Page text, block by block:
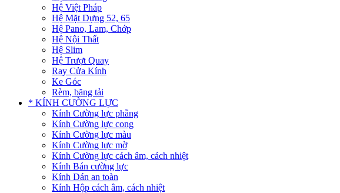
Hệ Việt Pháp
Hệ Mặt Dựng 52, 65
Hệ Pano, Lam, Chớp
Hệ Nội Thất
Hệ Slim
Hệ Trượt Quay
Ray Cửa Kính
Ke Góc
Rèm, băng tải
* KÍNH CƯỜNG LỰC
Kính Cường lực phẳng
Kính Cường lực cong
Kính Cường lực màu
Kính Cường lực mờ
Kính Cường lực cách âm, cách nhiệt
Kính Bán cường lực
Kính Dán an toàn
Kính Hộp cách âm, cách nhiệt